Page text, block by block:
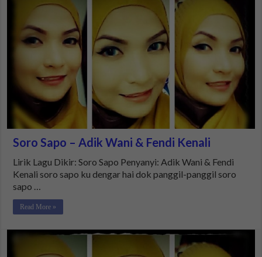
Soro Sapo – Adik Wani & Fendi Kenali
Lirik Lagu Dikir: Soro Sapo Penyanyi: Adik Wani & Fendi
Kenali soro sapo ku dengar hai dok panggil-panggil soro
sapo …
Read More »